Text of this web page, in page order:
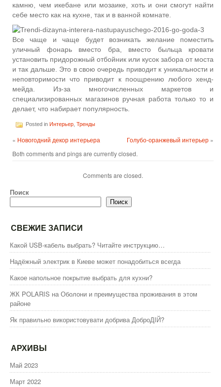
камню, чем икебане или мозаике, хоть и они смогут найти
себе место как на кухне, так и в ванной комнате.
Все чаще и чаще будет возникать желание поместить
уличный фонарь вместо бра, вместо быльца кровати
установить придорожный отбойник или кусок забора от моста
и так дальше. Это в свою очередь приводит к уникальности и
неповторимости что приводит к поощрению любого хенд-
мейда. Из-за многочисленных маркетов и
специализированных магазинов ручная работа только то и
делает, что набирает популярность.
Posted in Интерьер Тренды
« Новогодний декор интерьера Голубо-оранжевый интерьер »
Both comments and pings are currently closed.
Comments are closed.
Поиск
Поиск
СВЕЖИЕ ЗАПИСИ
Какой USB-кабель выбрать? Читайте инструкцию…
Надёжный электрик в Киеве может понадобиться всегда
Какое напольное покрытие выбрать для кухни?
ЖК POLARIS на Оболони и преимущества проживания в этом
районе
Як правильно використовувати добрива ДоброДІЙ?
АРХИВЫ
Май 2023
Март 2022